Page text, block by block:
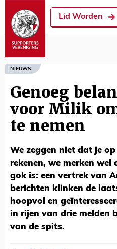
Lid Worden
NIEUWS
Genoeg
voor Milik
te nemen
We zeggen niet dat je
rekenen, we merken wel
gok is: een vertrek van
berichten klinken de
hoopvol en
in rijen van drie melden
van de spits.